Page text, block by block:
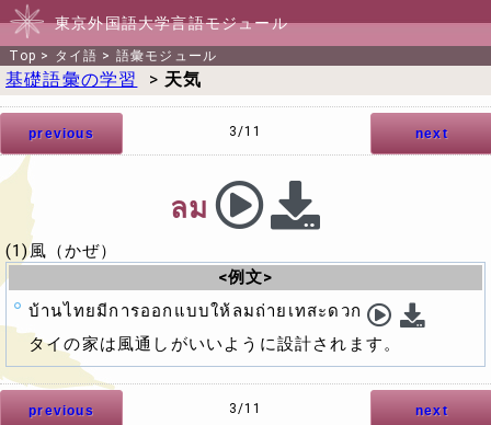
東京外国語大学言語モジュール
Top > タイ語 > 語彙モジュール
基礎語彙の学習 > 天気
previous next
3/11
ลม
(1)風（かぜ）
<例文>
บ้านไทยมีการออกแบบให้ลมถ่ายเทสะดวก
タイの家は風通しがいいように設計されます。
previous next
3/11